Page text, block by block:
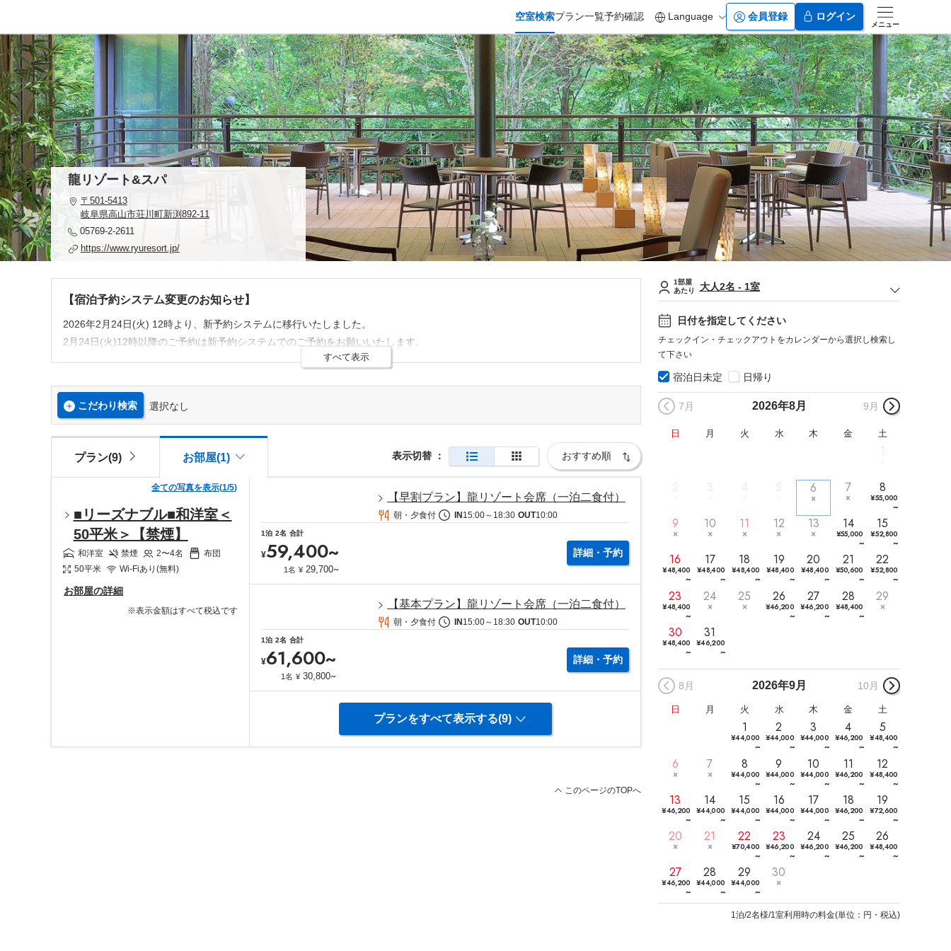
空室検索プラン一覧予約確認 Language 会員登録 ログイン
メニュー
龍リゾート&スパ
〒501-5413
岐阜県高山市荘川町新渕892-11
05769-2-2611
https://www.ryuresort.jp/
【宿泊予約システム変更のお知らせ】
2026年2月24日(火) 12時より、新予約システムに移行いたしました。
2月24日(火)12時以降のご予約は新予約システムでのご予約をお願いいたします。
※旧システムにてご登録済のお客様の登録情報は新システムに引継ぎが行われませんので、お手数をおかけしますが新システム
※旧予約システムにて会員登録されていたお客様につきましては、新システムで再度ご登録いただく必要がございますが、 ホ
テル側ではリピーターのお客様を把握しておりますので、これまで通りリピーター割引を適用いたします。
すべて表示
こだわり検索 選択なし
表示切替 ：
プラン(9) お部屋(1)
全ての写真を表示(1/5)
■リーズナブル■和洋室＜
50平米＞【禁煙】
和洋室 禁煙 2〜4名
布団
50平米 Wi-Fiあり(無料)
お部屋の詳細
※表示金額はすべて税込です
【早割プラン】龍リゾート会席（一泊二食付）
朝・夕食付 IN15:00～ 18:30 OUT10:00
1泊 2名 合計
¥59,400~
1名 ¥ 29,700~
詳細・予約
【基本プラン】龍リゾート会席（一泊二食付）
朝・夕食付 IN15:00～ 18:30 OUT10:00
1泊 2名 合計
¥61,600~
1名 ¥ 30,800~
詳細・予約
プランをすべて表示する(9)
このページのTOPへ
1部屋
あたり
大人2名 - 1室
日付を指定してください
チェックイン・チェックアウトをカレンダーから選択し検索し
て下さい
宿泊日未定 日帰り
7月 2026年8月 9月
日 月 火 水 木 金 土
2 6 7 8
¥55,000
~
9 10 11 12 13 14
¥55,000
~
15
¥52,800
~
16
¥48,400
~
17
¥48,400
~
18
¥48,400
~
19
¥48,400
~
20
¥48,400
~
21
¥50,600
~
22
¥52,800
~
23
¥48,400
~
24 25 26
¥46,200
~
27
¥46,200
~
28
¥48,400
~
29
30
¥48,400
~
31
¥46,200
~
2026年9月
8月 10月
日 月 火 水 木 金 土
1
¥44,000
~
2
¥44,000
~
3
¥44,000
~
4
¥46,200
~
5
¥48,400
~
6 7 8
¥44,000
~
9
¥44,000
~
10
¥44,000
~
11
¥46,200
~
12
¥48,400
~
13
¥46,200
~
14
¥44,000
~
15
¥44,000
~
16
¥44,000
~
17
¥44,000
~
18
¥46,200
~
19
¥72,600
~
20 21 22
¥70,400
~
23
¥46,200
~
24
¥46,200
~
25
¥46,200
~
26
¥48,400
~
27
¥46,200
~
28
¥44,000
~
29
¥44,000
~
30
1泊/2名様/1室利用時の料金(単位：円・税込)